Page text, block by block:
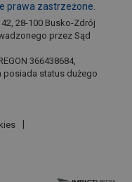
prawa zastrzeżone.
28-100 Busko-Zdrój
przez Sąd
366438684,
posiada status dużego